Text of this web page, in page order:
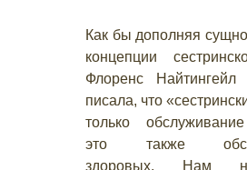
Как бы дополняя
концепции
Флоренс
писала, что
только
это также
здоровых. Нам